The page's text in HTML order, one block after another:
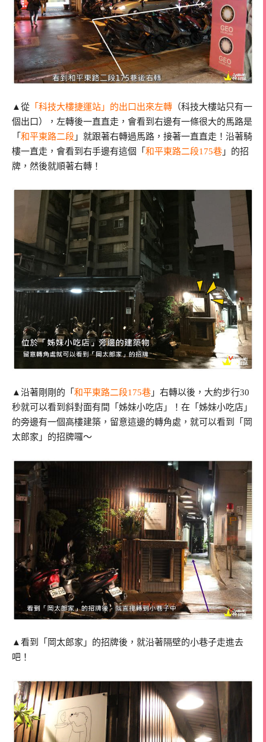
▲從 「科技大樓捷運站」的出口出來左轉 （科技大樓站只有一
個出口），左轉後一直直走，會看到右邊有一條很大的馬路是
「 和平東路二段 」就跟著右轉過馬路，接著一直直走！沿著騎
樓一直走，會看到右手邊有這個「 和平東路二段175巷 」的招
牌，然後就順著右轉！
▲沿著剛剛的「 和平東路二段175巷 」右轉以後，大約步行30
秒就可以看到斜對面有間「姊妹小吃店」！在「姊妹小吃店」
的旁邊有一個高樓建築，留意這邊的轉角處，就可以看到「岡
太郎家」的招牌囉～
▲看到「岡太郎家」的招牌後，就沿著隔壁的小巷子走進去
吧！